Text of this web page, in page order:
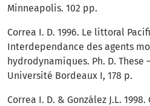
Minneapolis. 102 pp.
Correa I. D. 1996. Le littoral
Interdependance des agents
hydrodynamiques. Ph. D. These
Université Bordeaux I, 178 p.
Correa I. D. & González J.L.